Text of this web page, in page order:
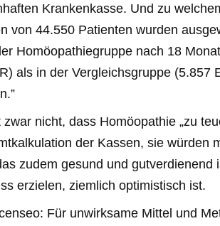
Krankenkasse. Und zu
von 44.550 Patienten wurden
Homöopathiegruppe nach 18
als in der Vergleichsgruppe
nicht, dass Homöopathie „zu
der Kassen, sie würden
zudem gesund und gutverdienend
erzielen, ziemlich optimistisch ist.
Für unwirksame Mittel und